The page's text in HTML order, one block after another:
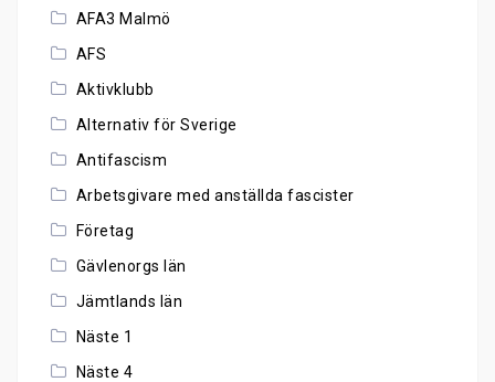
AFA3 Malmö
AFS
Aktivklubb
Alternativ för Sverige
Antifascism
Arbetsgivare med anställda fascister
Företag
Gävlenorgs län
Jämtlands län
Näste 1
Näste 4